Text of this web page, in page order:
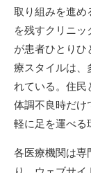
取り組みを進め
を残すクリニ
が患者ひとり
療スタイルは、
れている。住民
体調不良時だけ
軽に足を運べる
各医療機関は専